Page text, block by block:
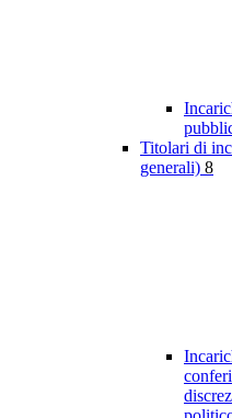
Titolari di
generali) 8